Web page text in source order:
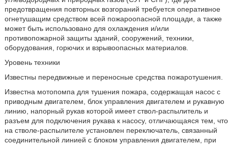
предотвращения повторных возгораний требуется оперативное
огнетушащим средством всей пожароопасной площади, а также
может быть использовано для охлаждения и/или
противопожарной защиты зданий, сооружений, техники,
оборудования, горючих и взрывоопасных материалов.
Уровень техники
Известны передвижные и переносные средства пожаротушения.
Известна мотопомпа для тушения пожара, содержащая насос с
приводным двигателем, блок управления двигателем и рукавную
линию, напорный рукав которой имеет ствол-распылитель и
разъем для подключения рукава к насосу, отличающаяся тем, что
на стволе-распылителе установлен переключатель, связанный
соединительной линией с блоком управления двигателем, при